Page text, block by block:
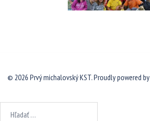
© 2026 Prvý michalovský KST. Proudly powered by